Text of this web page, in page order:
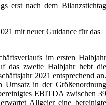
erst nach dem Bilanzstichtag
mit neuer Guidance für das
im ersten Halbjahr
das zweite Halbjahr hebt die
2021 entsprechend an.
Umsatz in der Größenordnung
EBITDA zwischen 39
Allgeier eine bereinigte